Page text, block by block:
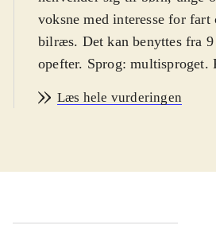
voksne med interesse for fart
bilræs. Det kan benyttes fra 9
opefter. Sprog: multisproget.
"Gran turismo"-serien er
er ingen undtagelse. Spillet
bliver fint guidet igennem
Læs hele vurderingen